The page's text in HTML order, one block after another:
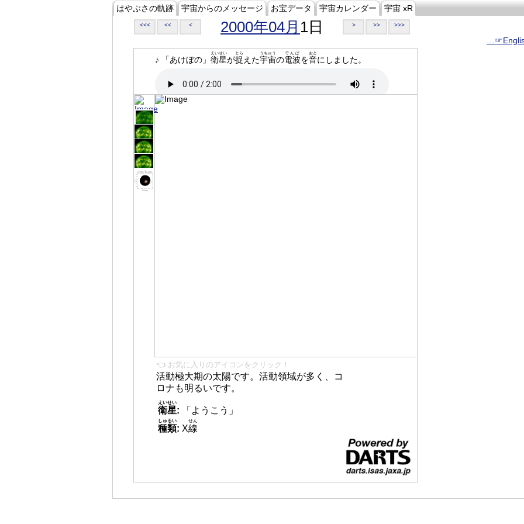
はやぶさの軌跡 宇宙からのメッセージ お宝データ 宇宙カレンダー 宇宙 xR
<<< << < 2000年04月 1日 > >> >>>
♪ 「あけぼの」 衛星
えいせい
が捉
とら
えた宇宙
うちゅう
の電波
でんぱ
を音
おと
にしました。
👈 お気に入りのアイコンをクリック！
活動極大期の太陽です。活動領域が多く、コ
ロナも明るいです。
衛星
えいせい
:
「ようこう」
種類
しゅるい
: X線
せん